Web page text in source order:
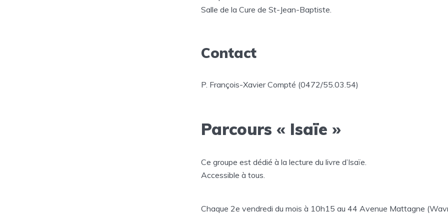
Salle de la Cure de St-Jean-Baptiste.
Contact
P. François-Xavier Compté (0472/55.03.54)
Parcours « Isaïe »
Ce groupe est dédié à la lecture du livre d’Isaïe.
Accessible à tous.
Chaque 2e vendredi du mois à 10h15 au 44 Avenue Mattagne